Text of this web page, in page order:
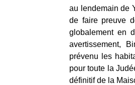
au lendemain de
de faire preuve
globalement en
avertissement,
prévenu les
pour toute la
définitif de la